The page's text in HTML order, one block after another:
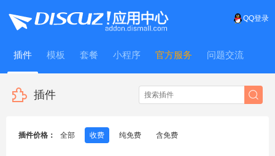
QQ登录
插件 模板 套餐 小程序 官方服务 问题交流
WitFrame
插件
插件价格： 全部 收费 纯免费 含免费